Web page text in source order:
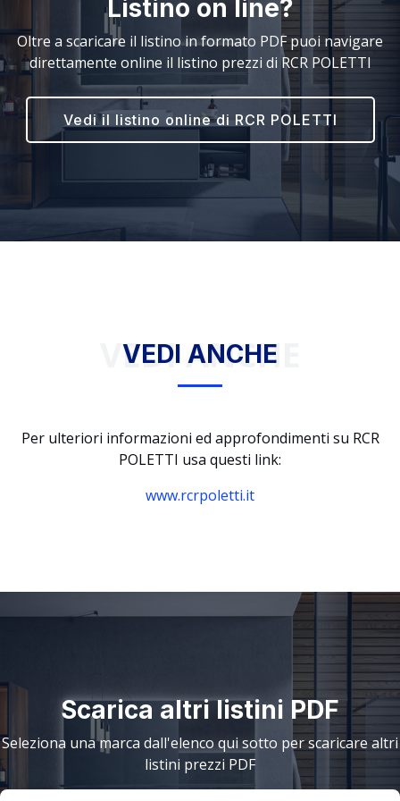
Listino on line?
Oltre a scaricare il listino in formato PDF puoi navigare
direttamente online il listino prezzi di RCR POLETTI
Vedi il listino online di RCR POLETTI
VEDI ANCHE
VEDI ANCHE
Per ulteriori informazioni ed approfondimenti su RCR
POLETTI usa questi link:
www.rcrpoletti.it
Scarica altri listini PDF
Seleziona una marca dall'elenco qui sotto per scaricare altri
listini prezzi PDF